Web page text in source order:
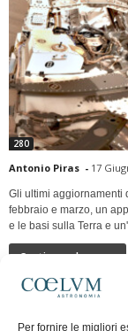
Per fornire le migliori
280
Antonio Piras - 17
Gli ultimi aggiornamenti
febbraio e marzo, un
e le basi sulla Terra e
Continua a leggere